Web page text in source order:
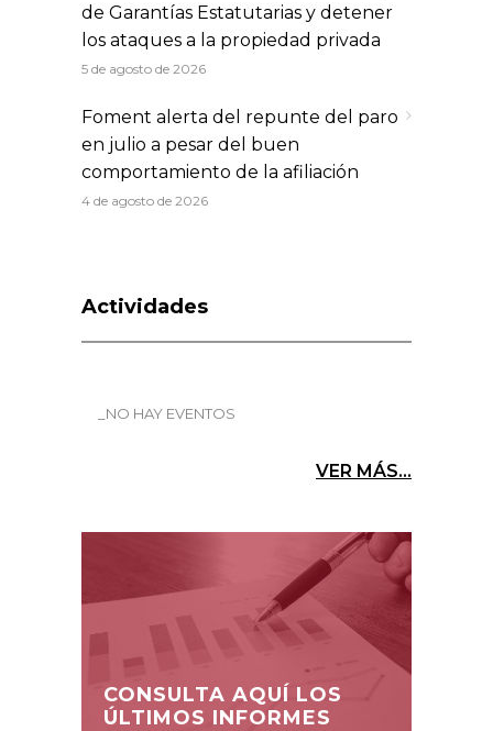
de Garantías Estatutarias y detener
los ataques a la propiedad privada
5 de agosto de 2026
Foment alerta del repunte del paro
en julio a pesar del buen
comportamiento de la afiliación
4 de agosto de 2026
Actividades
_NO HAY EVENTOS
VER MÁS...
CONSULTA AQUÍ LOS
ÚLTIMOS INFORMES